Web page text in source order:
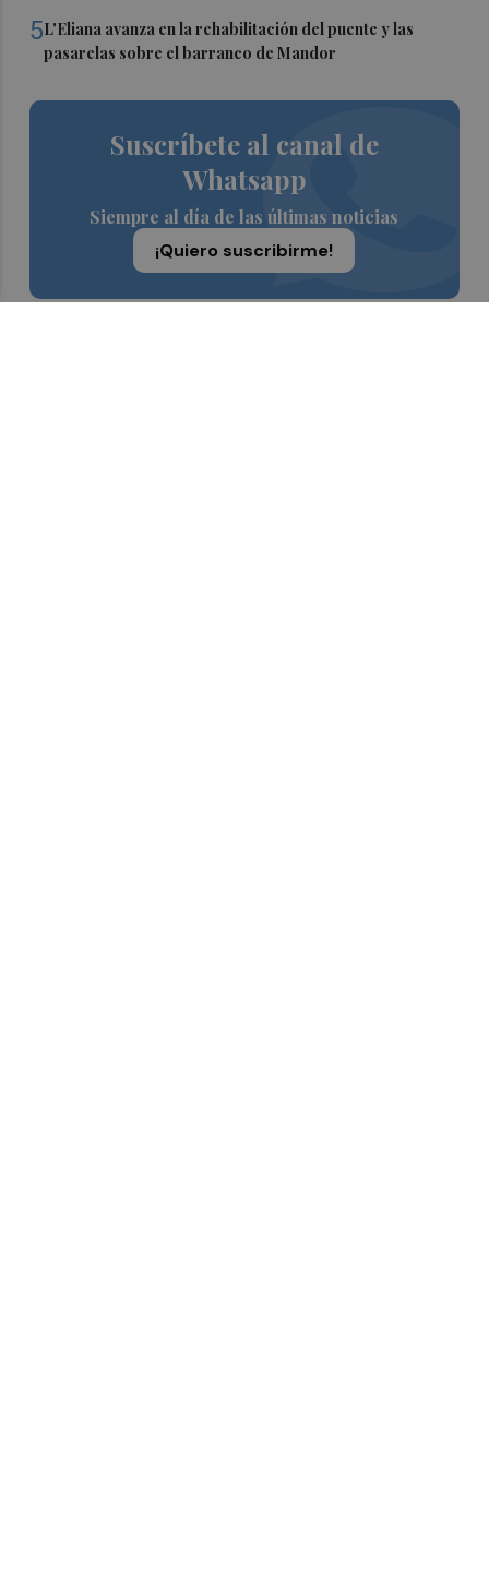
5L'Eliana avanza en la rehabilitación del puente y las
pasarelas sobre el barranco de Mandor
Suscríbete al canal de
Whatsapp
Siempre al día de las últimas noticias
¡Quiero suscribirme!